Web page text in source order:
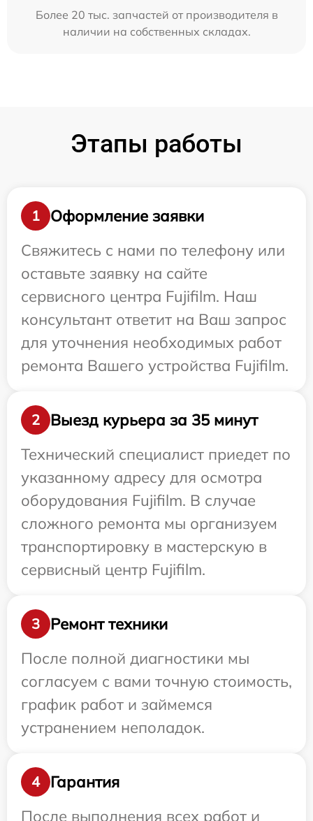
Более 20 тыс. запчастей от производителя в
наличии на собственных складах.
Этапы работы
1
Оформление заявки
Свяжитесь с нами по телефону или
оставьте заявку на сайте
сервисного центра Fujifilm. Наш
консультант ответит на Ваш запрос
для уточнения необходимых работ
ремонта Вашего устройства Fujifilm.
2
Выезд курьера за 35 минут
Технический специалист приедет по
указанному адресу для осмотра
оборудования Fujifilm. В случае
сложного ремонта мы организуем
транспортировку в мастерскую в
сервисный центр Fujifilm.
3
Ремонт техники
После полной диагностики мы
согласуем с вами точную стоимость,
график работ и займемся
устранением неполадок.
4
Гарантия
После выполнения всех работ и